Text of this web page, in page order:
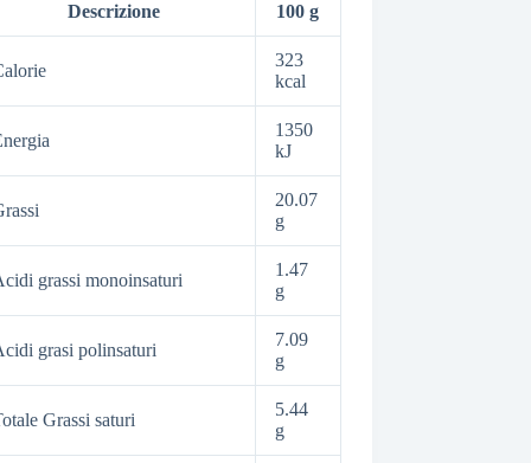
Descrizione 100 g
323
kcal
1350
kJ
20.07
g
grassi monoinsaturi
1.47
g
grasi polinsaturi
7.09
g
Grassi saturi
5.44
g